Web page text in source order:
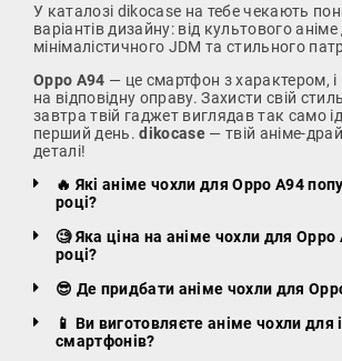
У каталозі dikocase на тебе чекають
варіантів дизайну: від культового аніме
мінімалістичного JDM та стильного
Oppo A94 — це смартфон з характером, і
на відповідну оправу. Захисти свій
завтра твій гаджет виглядав так само
перший день.dikocase — твій аніме-
деталі!
🔥 Які аніме чохли для Oppo A94
році?
🧐 Яка ціна на аніме чохли для Oppo
році?
😎 Де придбати аніме чохли для
📱 Ви виготовляєте аніме чохли для
смартфонів?